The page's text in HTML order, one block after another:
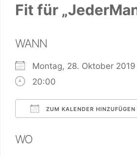
Fit für
WANN
Montag, 28. Oktober
20:00
ZUM KALENDER HINZUFÜGEN
WO